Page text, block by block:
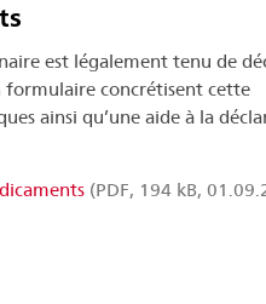
est légalement tenu de
formulaire concrétisent cette
ainsi qu’une aide à la
(PDF, 194 kB,